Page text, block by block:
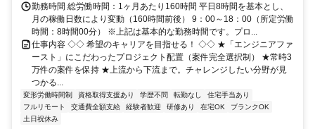
勤務時間 総労働時間：1ヶ月あたり160時間 平日8時間を基本とし、
月の稼働日数により変動（160時間前後） 9：00～18：00（所定労働
時間：8時間00分） ※上記は基本的な勤務時間です。プロ...
仕事内容 ◇◇ 希望のキャリアを目指せる！ ◇◇ ★「エンジニアファ
ースト」にこだわったプロジェクト配置（案件完全選択制） ★常時3
万件の案件を保持 ★上流から下流まで。チャレンジしたい分野が見
つかる...
変形労働時間制 資格取得支援あり 学歴不問 転勤なし
住宅手当あり
フルリモート
交通費全額支給 経験者歓迎 研修あり 在宅OK
ブランクOK
土日祝休み